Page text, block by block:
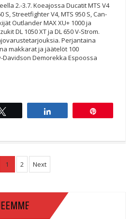
2.-3.7. Koeajossa Ducatit MTS V4
S, Streetfighter V4, MTS 950 S, Can-
Outlander MAX XU+ 1000 ja
DL 1050 XT ja DL 650 V-Strom.
Perjantaina
makkarat ja jäätelöt 100
Demorekka Espoossa
1 2 Next